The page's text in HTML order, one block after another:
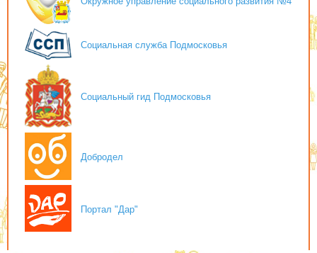
Социальная служба Подмосковья
Социальный гид Подмосковья
Добродел
Портал "Дар"